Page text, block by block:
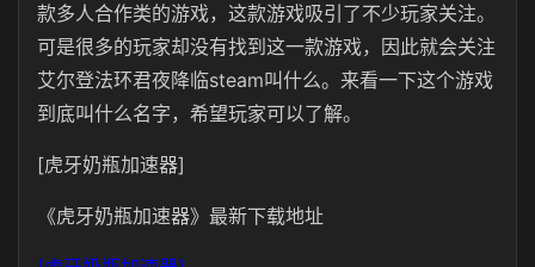
款多人合作类的游戏，这款游戏吸引了不少玩家关注。
可是很多的玩家却没有找到这一款游戏，因此就会关注
艾尔登法环君夜降临steam叫什么。来看一下这个游戏
到底叫什么名字，希望玩家可以了解。
[虎牙奶瓶加速器]
《虎牙奶瓶加速器》最新下载地址